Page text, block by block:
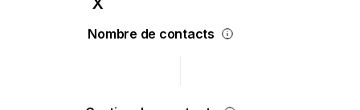
Nombre de contacts